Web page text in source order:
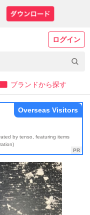
ログイン
ブランドから探す
by tenso, featuring items
Overseas Visitors